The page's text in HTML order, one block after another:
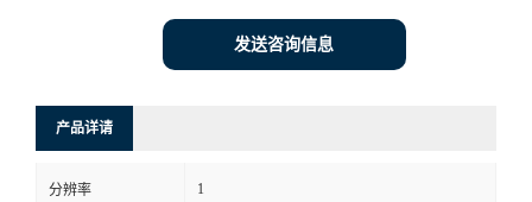
发送咨询信息
产品详请
分辨率 1